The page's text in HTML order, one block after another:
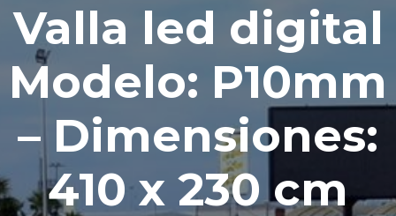
Valla led digital
Modelo: P10mm
– Dimensiones:
410 x 230 cm